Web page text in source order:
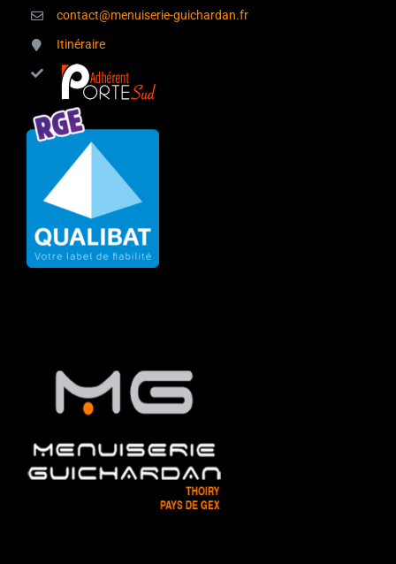
contact@menuiserie-guichardan.fr
Itinéraire